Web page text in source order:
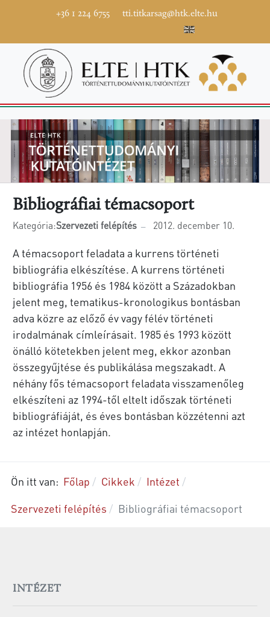
+36 1 224 6755 tti.titkarsag@htk.elte.hu
Bibliográfiai témacsoport
Kategória:Szervezeti felépítés 2012. december 10.
A témacsoport feladata a kurrens történeti
bibliográfia elkészítése. A kurrens történeti
bibliográfia 1956 és 1984 között a Századokban
jelent meg, tematikus-kronologikus bontásban
adva közre az előző év vagy félév történeti
irodalmának címleírásait. 1985 és 1993 között
önálló kötetekben jelent meg, ekkor azonban
összegyűjtése és publikálása megszakadt. A
néhány fős témacsoport feladata visszamenőleg
elkészíteni az 1994-től eltelt időszak történeti
bibliográfiáját, és éves bontásban közzétenni azt
az intézet honlapján.
Ön itt van: Főlap Cikkek
Intézet
Szervezeti felépítés
Bibliográfiai témacsoport
INTÉZET